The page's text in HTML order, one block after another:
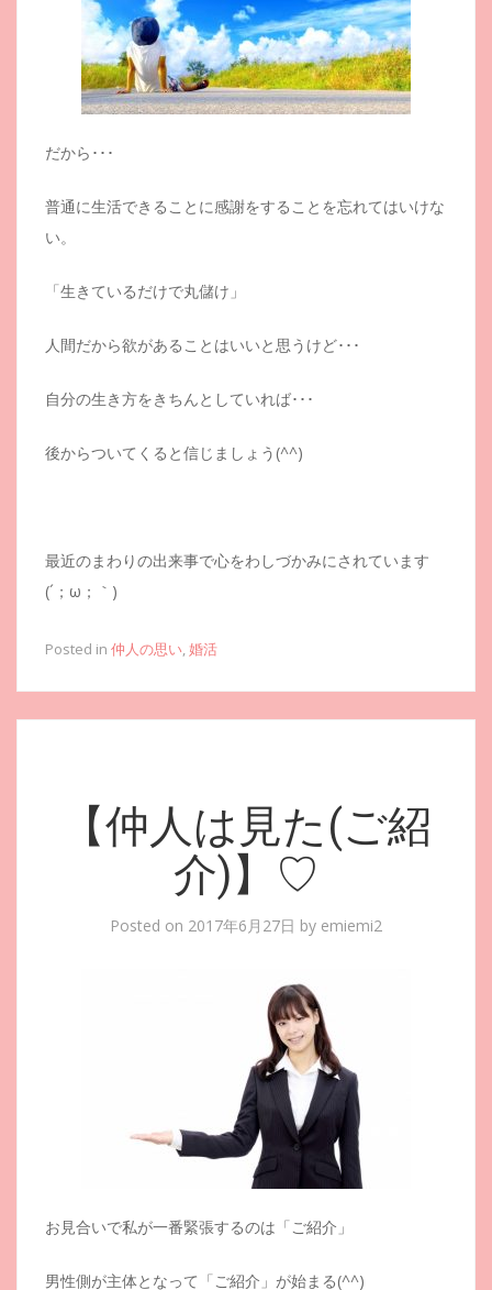
だから･･･
普通に生活できることに感謝をすることを忘れてはいけな
い。
「生きているだけで丸儲け」
人間だから欲があることはいいと思うけど･･･
自分の生き方をきちんとしていれば･･･
後からついてくると信じましょう(^^)
最近のまわりの出来事で心をわしづかみにされています
(´；ω；｀)
Posted in 仲人の思い 婚活
【仲人は見た(ご紹
介)】♡
Posted on 2017年6月27日 by emiemi2
お見合いで私が一番緊張するのは「ご紹介」
男性側が主体となって「ご紹介」が始まる(^^)